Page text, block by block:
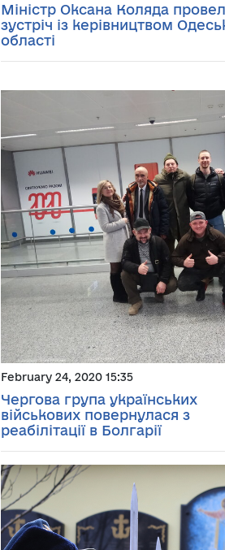
Міністр Оксана Коляда
зустріч із керівництвом
області
February 24, 2020 15:35
Чергова група українських
військових повернулася з
реабілітації в Болгарії